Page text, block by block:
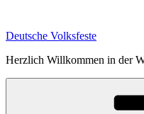
springen
Deutsche Volksfeste
Herzlich Willkommen in der